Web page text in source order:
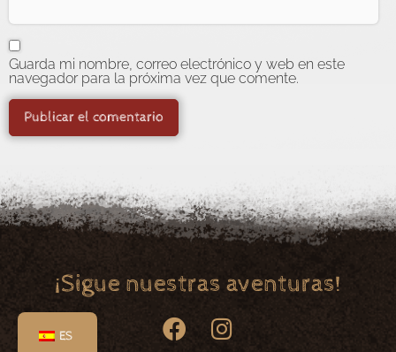
Guarda mi nombre, correo electrónico y web en este
navegador para la próxima vez que comente.
¡Sigue nuestras aventuras!
ES